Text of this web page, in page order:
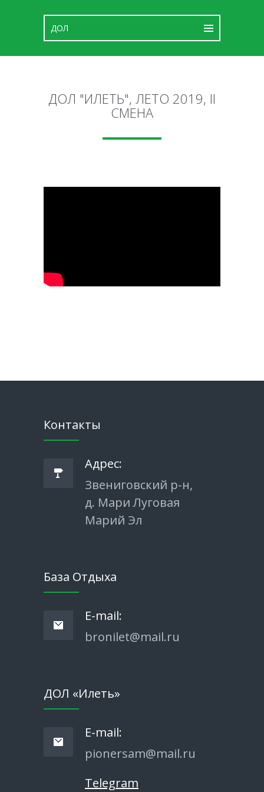
ДОЛ "ИЛЕТЬ", ЛЕТО 2019, II
СМЕНА
Контакты
Адрес:
Звениговский р-н,
д. Мари Луговая
Марий Эл
База Отдыха
E-mail:
bronilet@mail.ru
ДОЛ «Илеть»
E-mail:
pionersam@mail.ru
Telegram